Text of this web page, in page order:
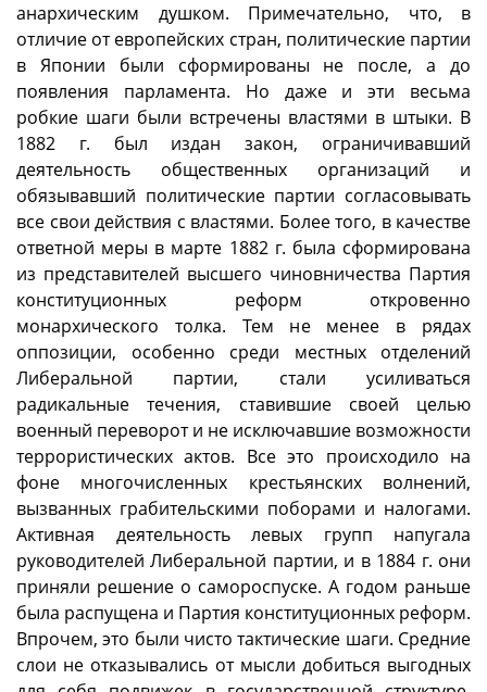
анархическим душком. Примечательно, что, в
отличие от европейских стран, политические партии
в Японии были сформированы не после, а до
появления парламента. Но даже и эти весьма
робкие шаги были встречены властями в штыки. В
1882 г. был издан закон, ограничивавший
деятельность общественных организаций и
обязывавший политические партии согласовывать
все свои действия с властями. Более того, в качестве
ответной меры в марте 1882 г. была сформирована
из представителей высшего чиновничества Партия
конституционных реформ откровенно
монархического толка. Тем не менее в рядах
оппозиции, особенно среди местных отделений
Либеральной партии, стали усиливаться
радикальные течения, ставившие своей целью
военный переворот и не исключавшие возможности
террористических актов. Все это происходило на
фоне многочисленных крестьянских волнений,
вызванных грабительскими поборами и налогами.
Активная деятельность левых групп напугала
руководителей Либеральной партии, и в 1884 г. они
приняли решение о самороспуске. А годом раньше
была распущена и Партия конституционных реформ.
Впрочем, это были чисто тактические шаги. Средние
слои не отказывались от мысли добиться выгодных